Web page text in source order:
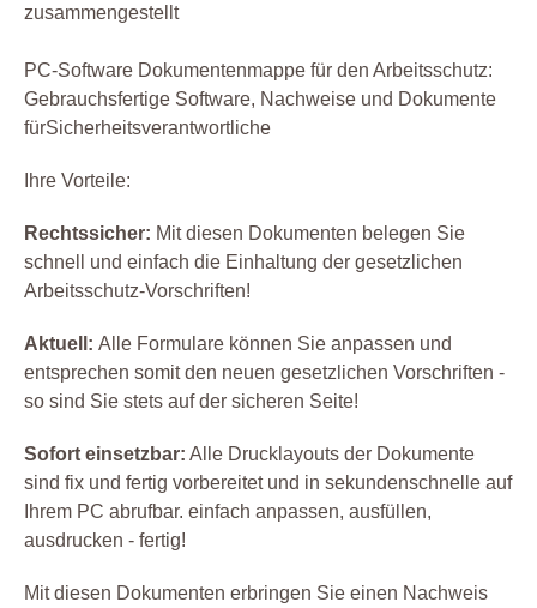
zusammengestellt
PC-Software Dokumentenmappe für den Arbeitsschutz:
Gebrauchsfertige Software, Nachweise und Dokumente
fürSicherheitsverantwortliche
Ihre Vorteile:
Rechtssicher: Mit diesen Dokumenten belegen Sie
schnell und einfach die Einhaltung der gesetzlichen
Arbeitsschutz-Vorschriften!
Aktuell: Alle Formulare können Sie anpassen und
entsprechen somit den neuen gesetzlichen Vorschriften -
so sind Sie stets auf der sicheren Seite!
Sofort einsetzbar: Alle Drucklayouts der Dokumente
sind fix und fertig vorbereitet und in sekundenschnelle auf
Ihrem PC abrufbar. einfach anpassen, ausfüllen,
ausdrucken - fertig!
Mit diesen Dokumenten erbringen Sie einen Nachweis